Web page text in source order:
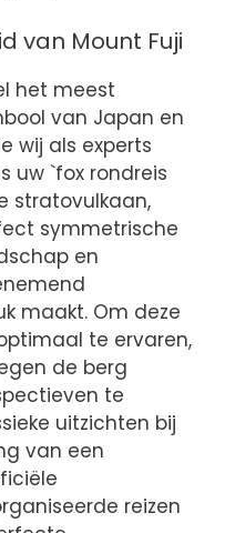
van Mount Fuji
het meest
van Japan en
wij als experts
uw `fox rondreis
stratovulkaan,
symmetrische
en
maakt. Om deze
te ervaren,
de berg
te
uitzichten bij
van een
reizen